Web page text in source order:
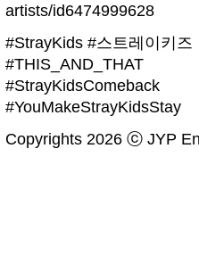
artists/id6474999628
#StrayKids #스트레이키즈
#THIS_AND_THAT
#StrayKidsComeback
#YouMakeStrayKidsStay
Copyrights 2026 ⓒ JYP